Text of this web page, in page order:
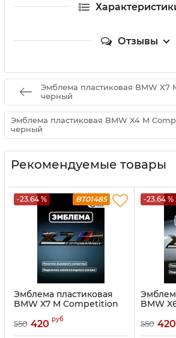
Отзывы
Эмблема пластиковая BMW X7
черный
Эмблема пластиковая BMW X4 M
черный
Рекомендуемые товары
-23.64 % BT01485
Эмблема пластиковая
BMW X7 M Competition
550 420 руб
-23.64 %
BMW
550 420